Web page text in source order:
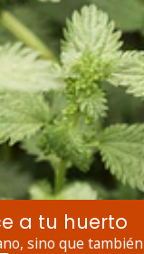
a tu huerto
sino que